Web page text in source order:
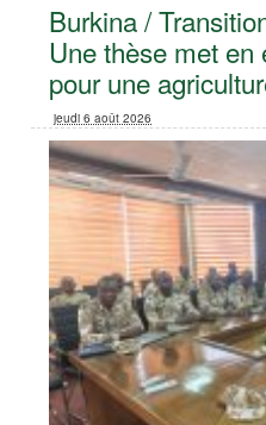
Burkina /
Une thèse met en
pour une
jeudi 6 août 2026